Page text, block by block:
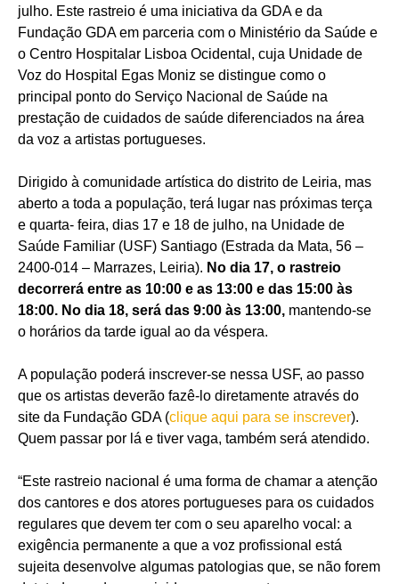
julho. Este rastreio é uma iniciativa da GDA e da
Fundação GDA em parceria com o Ministério da Saúde e
o Centro Hospitalar Lisboa Ocidental, cuja Unidade de
Voz do Hospital Egas Moniz se distingue como o
principal ponto do Serviço Nacional de Saúde na
prestação de cuidados de saúde diferenciados na área
da voz a artistas portugueses.
Dirigido à comunidade artística do distrito de Leiria, mas
aberto a toda a população, terá lugar nas próximas terça
e quarta- feira, dias 17 e 18 de julho, na Unidade de
Saúde Familiar (USF) Santiago (Estrada da Mata, 56 –
2400-014 – Marrazes, Leiria). No dia 17, o rastreio
decorrerá entre as 10:00 e as 13:00 e das 15:00 às
18:00. No dia 18, será das 9:00 às 13:00, mantendo-se
o horários da tarde igual ao da véspera.
A população poderá inscrever-se nessa USF, ao passo
que os artistas deverão fazê-lo diretamente através do
site da Fundação GDA (clique aqui para se inscrever).
Quem passar por lá e tiver vaga, também será atendido.
“Este rastreio nacional é uma forma de chamar a atenção
dos cantores e dos atores portugueses para os cuidados
regulares que devem ter com o seu aparelho vocal: a
exigência permanente a que a voz profissional está
sujeita desenvolve algumas patologias que, se não forem